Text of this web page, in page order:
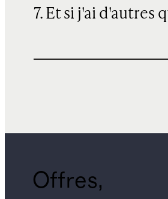
7. Et si j'ai d'autres
Offres,